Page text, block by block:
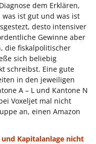
dem Erklären,
ist gut und was ist
desto intensiver
Gewinne aber
die fiskalpolitischer
sich beliebig
schreibst. Eine gute
in den jeweiligen
A – L und Kantone N
Voxeljet mal nicht
an, einen Amazon
Kapitalanlage nicht